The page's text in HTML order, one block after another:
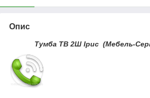
Опис
Тумба ТВ 2Ш Ірис (Мебель-